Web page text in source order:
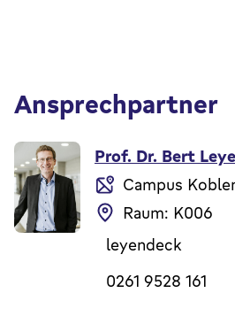
Ansprechpartner
Prof. Dr. Bert
Campus
Raum: K006
leyendeck
0261 9528 161